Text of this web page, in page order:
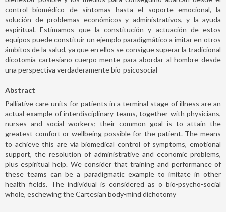
control biomédico de síntomas hasta el soporte emocional, la
solución de problemas económicos y administrativos, y la ayuda
espiritual. Estimamos que la constitución y actuación de estos
equipos puede constituir un ejemplo paradigmático a imitar en otros
ámbitos de la salud, ya que en ellos se consigue superar la tradicional
dicotomía cartesiano cuerpo-mente para abordar al hombre desde
una perspectiva verdaderamente bio-psicosocial
Abstract
Palliative care units for patients in a terminal stage of illness are an
actual example of interdisciplinary teams, together with physicians,
nurses and social workers; their common goal is to attain the
greatest comfort or wellbeing possible for the patient. The means
to achieve this are via biomedical control of symptoms, emotional
support, the resolution of administrative and economic problems,
plus espiritual help. We consider that training and performance of
these teams can be a paradigmatic example to imitate in other
health fields. The individual is considered as o bio-psycho-social
whole, eschewing the Cartesian body-mind dichotomy